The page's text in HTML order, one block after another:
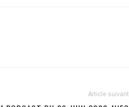
Article suivant